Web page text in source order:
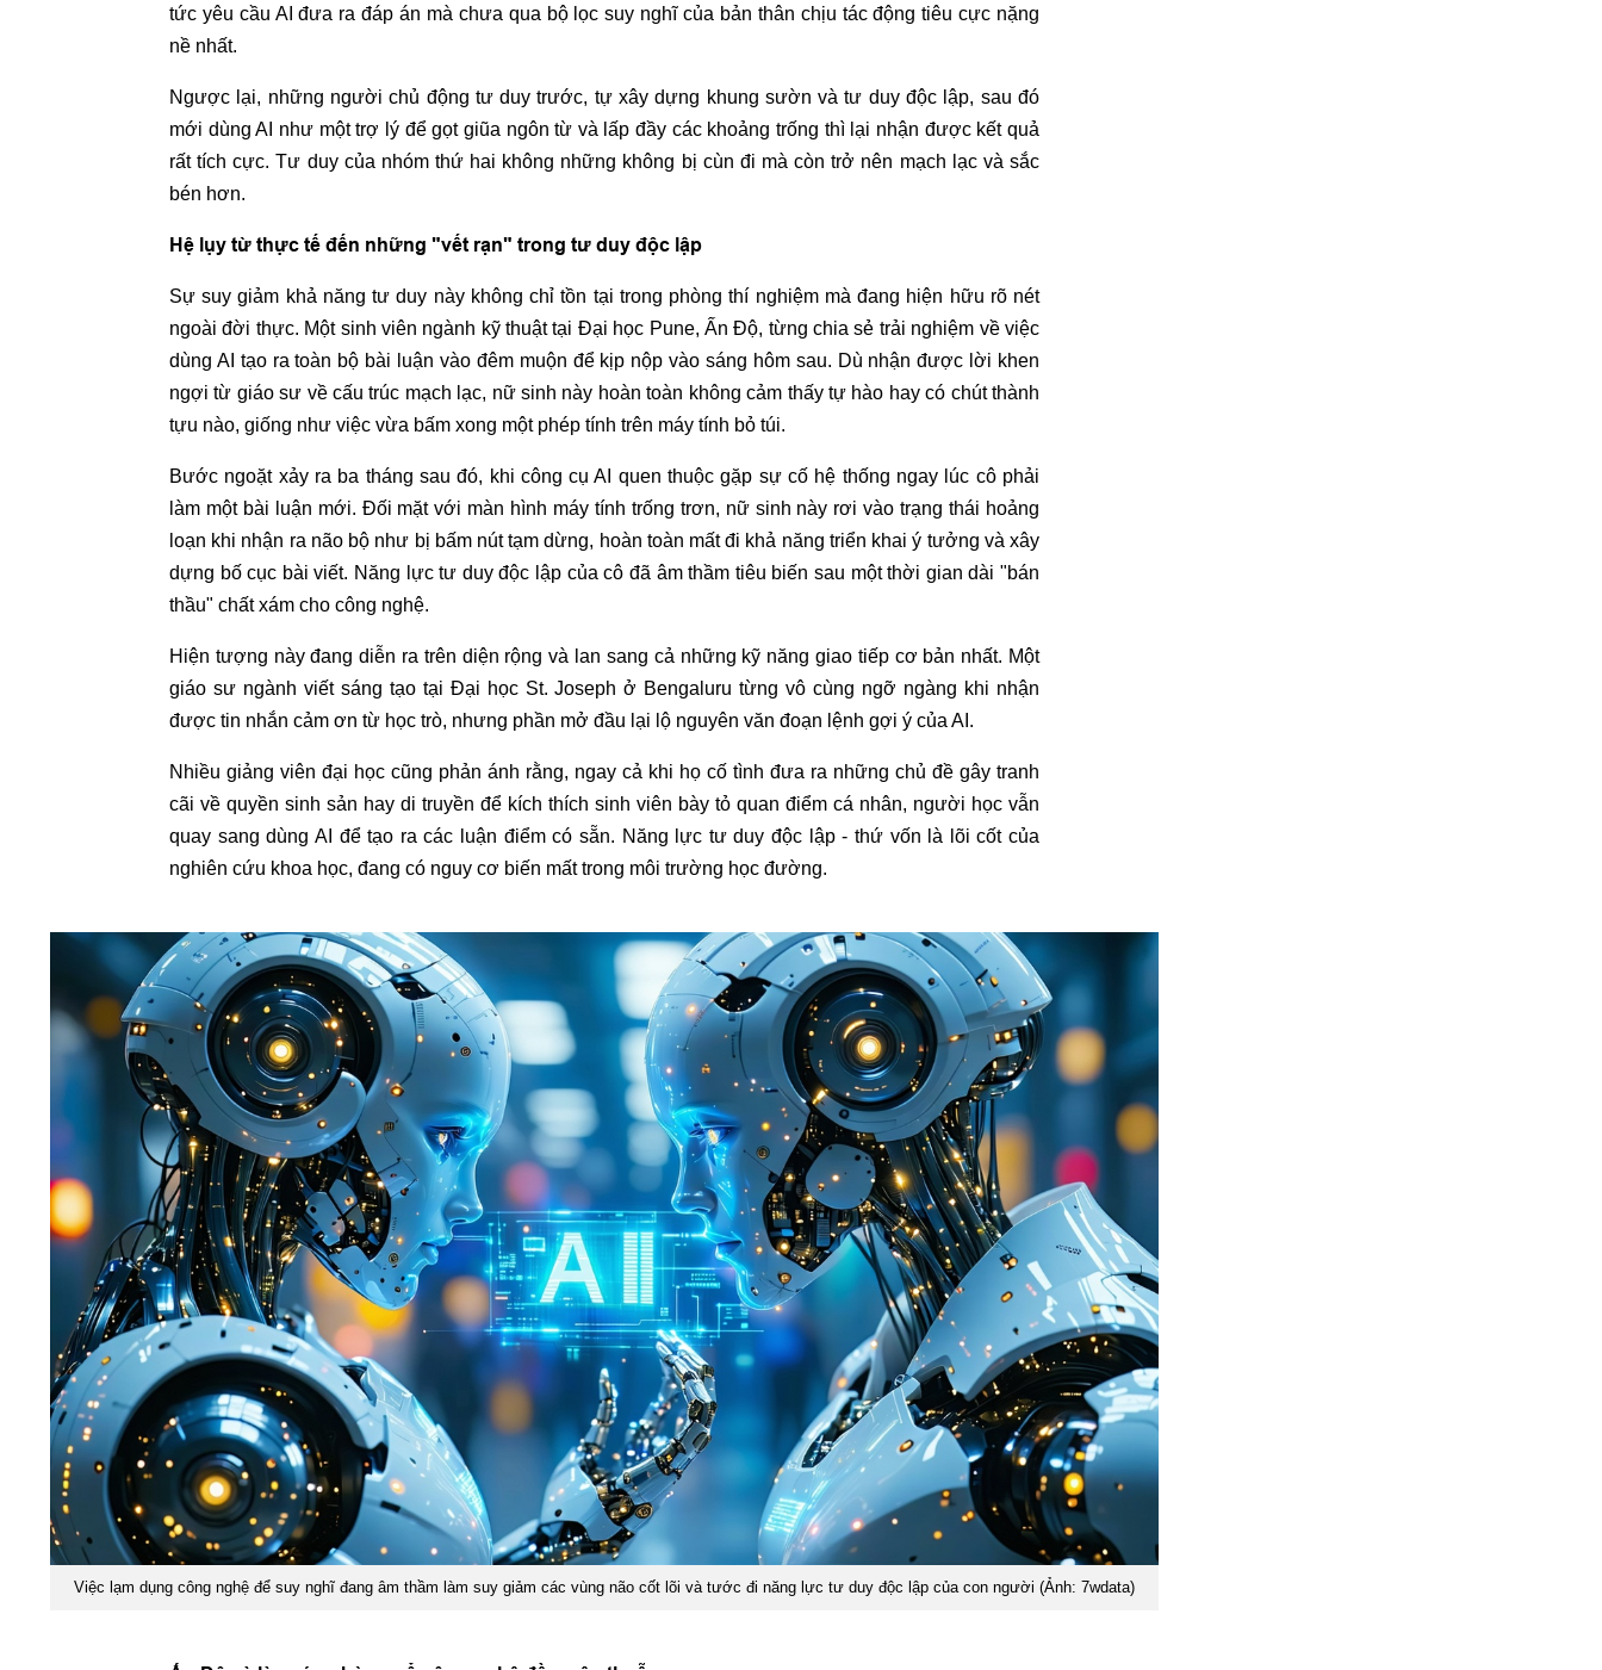
tức yêu cầu AI đưa ra đáp án mà chưa qua bộ lọc suy nghĩ của bản thân chịu tác động tiêu cực nặng
nề nhất.
Ngược lại, những người chủ động tư duy trước, tự xây dựng khung sườn và tư duy độc lập, sau đó
mới dùng AI như một trợ lý để gọt giũa ngôn từ và lấp đầy các khoảng trống thì lại nhận được kết quả
rất tích cực. Tư duy của nhóm thứ hai không những không bị cùn đi mà còn trở nên mạch lạc và sắc
bén hơn.
Hệ lụy từ thực tế đến những "vết rạn" trong tư duy độc lập
Sự suy giảm khả năng tư duy này không chỉ tồn tại trong phòng thí nghiệm mà đang hiện hữu rõ nét
ngoài đời thực. Một sinh viên ngành kỹ thuật tại Đại học Pune, Ấn Độ, từng chia sẻ trải nghiệm về việc
dùng AI tạo ra toàn bộ bài luận vào đêm muộn để kịp nộp vào sáng hôm sau. Dù nhận được lời khen
ngợi từ giáo sư về cấu trúc mạch lạc, nữ sinh này hoàn toàn không cảm thấy tự hào hay có chút thành
tựu nào, giống như việc vừa bấm xong một phép tính trên máy tính bỏ túi.
Bước ngoặt xảy ra ba tháng sau đó, khi công cụ AI quen thuộc gặp sự cố hệ thống ngay lúc cô phải
làm một bài luận mới. Đối mặt với màn hình máy tính trống trơn, nữ sinh này rơi vào trạng thái hoảng
loạn khi nhận ra não bộ như bị bấm nút tạm dừng, hoàn toàn mất đi khả năng triển khai ý tưởng và xây
dựng bố cục bài viết. Năng lực tư duy độc lập của cô đã âm thầm tiêu biến sau một thời gian dài "bán
thầu" chất xám cho công nghệ.
Hiện tượng này đang diễn ra trên diện rộng và lan sang cả những kỹ năng giao tiếp cơ bản nhất. Một
giáo sư ngành viết sáng tạo tại Đại học St. Joseph ở Bengaluru từng vô cùng ngỡ ngàng khi nhận
được tin nhắn cảm ơn từ học trò, nhưng phần mở đầu lại lộ nguyên văn đoạn lệnh gợi ý của AI.
Nhiều giảng viên đại học cũng phản ánh rằng, ngay cả khi họ cố tình đưa ra những chủ đề gây tranh
cãi về quyền sinh sản hay di truyền để kích thích sinh viên bày tỏ quan điểm cá nhân, người học vẫn
quay sang dùng AI để tạo ra các luận điểm có sẵn. Năng lực tư duy độc lập - thứ vốn là lõi cốt của
nghiên cứu khoa học, đang có nguy cơ biến mất trong môi trường học đường.
Việc lạm dụng công nghệ để suy nghĩ đang âm thầm làm suy giảm các vùng não cốt lõi và tước đi năng lực tư duy độc lập của con người (Ảnh: 7wdata)